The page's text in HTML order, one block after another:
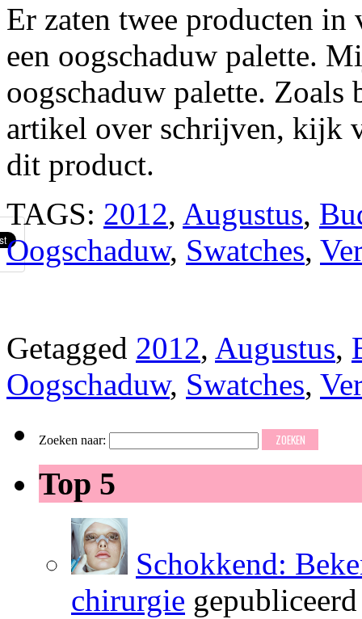
Er zaten twee producten
een oogschaduw palette.
oogschaduw palette.
artikel over schrijven, kijk
dit product.
TAGS: 2012, Augustus,
Oogschaduw, Swatches,
Getagged 2012, Augustus,
Oogschaduw, Swatches,
Zoeken naar:
Top 5
Schokkend:
chirurgie